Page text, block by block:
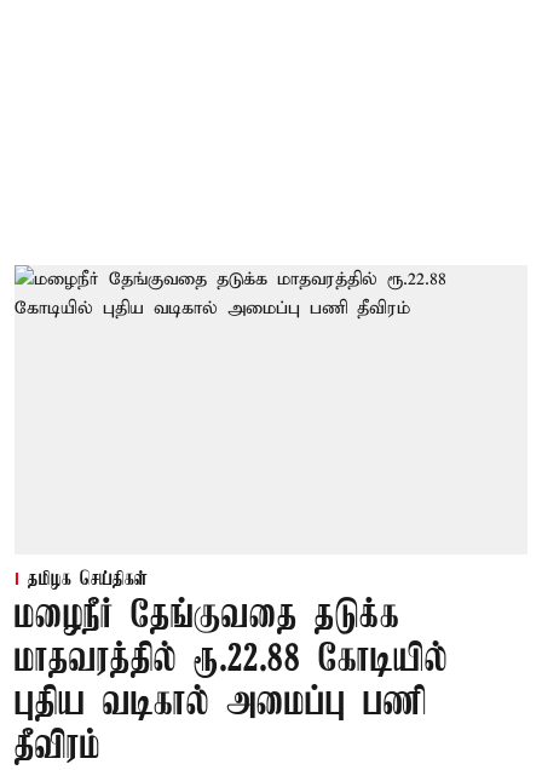
தமிழக செய்திகள்
மழைநீர் தேங்குவதை தடுக்க
மாதவரத்தில் ரூ.22.88 கோடியில்
புதிய வடிகால் அமைப்பு பணி
தீவிரம்